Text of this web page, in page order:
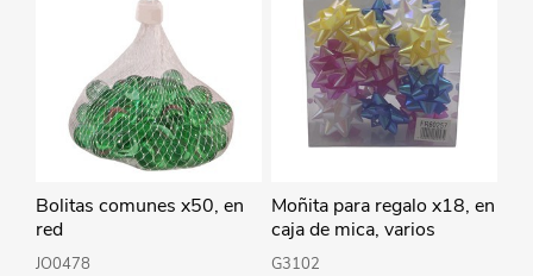
Bolitas comunes x50, en
red
JO0478
Moñita para regalo x18, en
caja de mica, varios
colores
G3102